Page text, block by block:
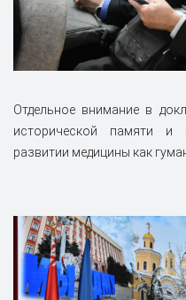
Отдельное внимание в
исторической памяти и
развитии медицины как